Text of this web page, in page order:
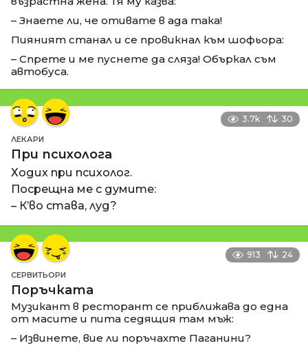
– Знаете ли, че отивате в ада така!
Пияният станал и се провикнал към шофьора:
– Спрете и ме пуснете да сляза! Объркал съм
автобуса.
3.7k 30
ЛЕКАРИ
При психолога
Ходих при психолог.
Посрещна ме с думите:
– К’во става, луд?
913 24
СЕРВИТЬОРИ
Поръчката
Музикант в ресторант се приближава до една
от масите и пита седящия там мъж:
– Извинете, вие ли поръчахте Паганини?